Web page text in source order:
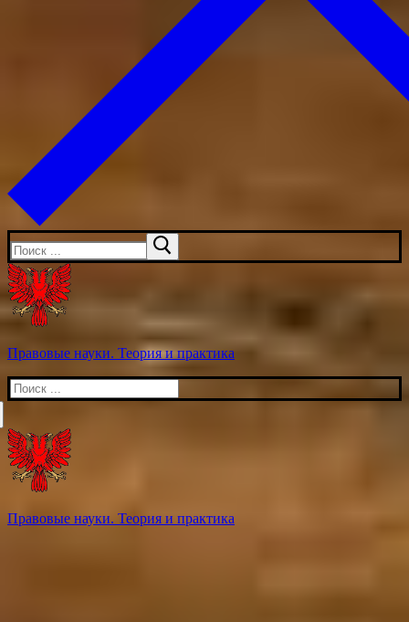
Искать:
Правовые науки. Теория и практика
Искать:
Правовые науки. Теория и практика